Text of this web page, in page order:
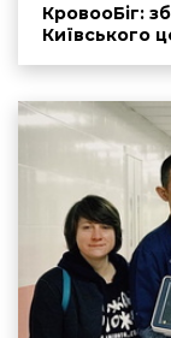
КровооБіг:
Київського